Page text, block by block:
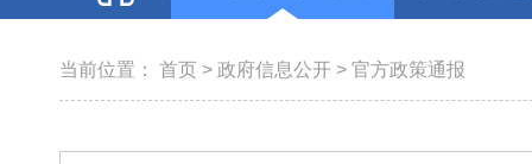
当前位置： 首页 > 政府信息公开 > 官方政策通报